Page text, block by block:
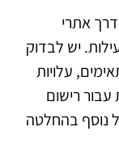
אתרי
יש לבדוק
עלויות
עבור רישום
נוסף בהחלטה